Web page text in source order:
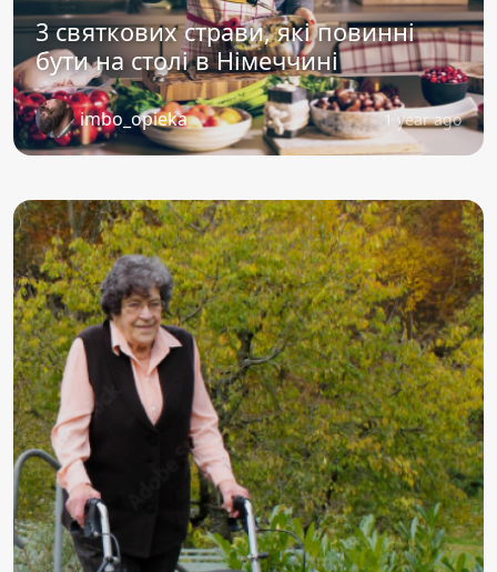
3 святкових страви, які повинні
бути на столі в Німеччині
imbo_opieka 1 year ago